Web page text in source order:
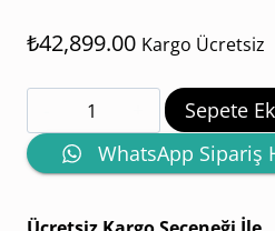
₺42,899.00 Kargo Ücretsiz
R8
Factory
Audemars
Sepete
WhatsApp Sipariş